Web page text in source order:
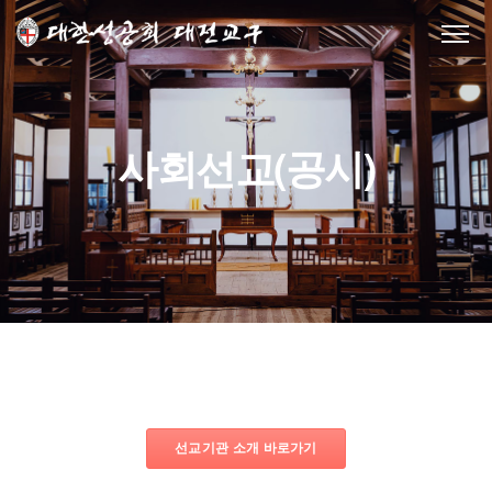
사회선교(공시)
선교기관 소개 바로가기